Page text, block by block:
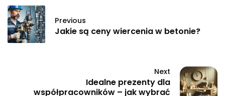
Previous
Jakie są ceny wiercenia w betonie?
Next
Idealne prezenty dla
współpracowników – jak wybrać